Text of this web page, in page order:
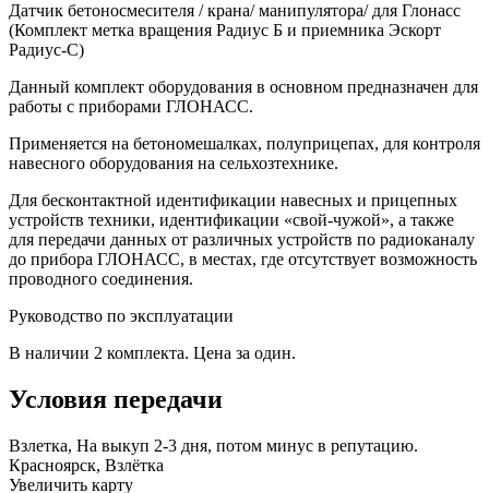
Датчик бетоносмесителя / крана/ манипулятора/ для Глонасс
(Комплект метка вращения Радиус Б и приемника Эскорт
Радиус-С)
Данный комплект оборудования в основном предназначен для
работы с приборами ГЛОНАСС.
Применяется на бетономешалках, полуприцепах, для контроля
навесного оборудования на сельхозтехнике.
Для бесконтактной идентификации навесных и прицепных
устройств техники, идентификации «свой-чужой», а также
для передачи данных от различных устройств по радиоканалу
до прибора ГЛОНАСС, в местах, где отсутствует возможность
проводного соединения.
Руководство по эксплуатации
В наличии 2 комплекта. Цена за один.
Условия передачи
Взлетка, На выкуп 2-3 дня, потом минус в репутацию.
Красноярск, Взлётка
Увеличить карту